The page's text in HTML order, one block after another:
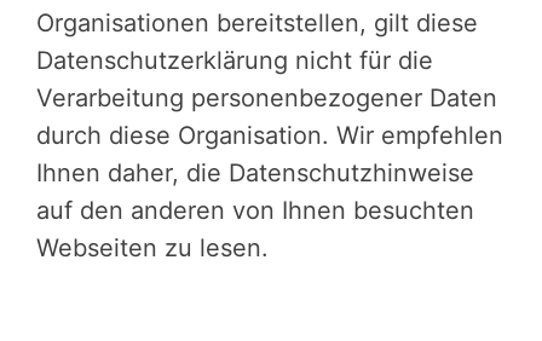
Organisationen bereitstellen, gilt diese
Datenschutzerklärung nicht für die
Verarbeitung personenbezogener Daten
durch diese Organisation. Wir empfehlen
Ihnen daher, die Datenschutzhinweise
auf den anderen von Ihnen besuchten
Webseiten zu lesen.